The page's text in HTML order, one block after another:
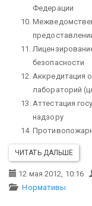
Федерации
безопасности
Аккредитация
лабораторий
Аттестация
надзору
ЧИТАТЬ ДАЛЬШЕ
12 мая 2012, 10:16
Нормативы